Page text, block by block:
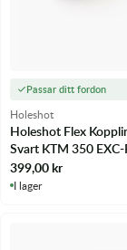
Passar ditt fordon
Holeshot
Holeshot Flex
Svart KTM 350
m.fl.
399,00kr
I lager